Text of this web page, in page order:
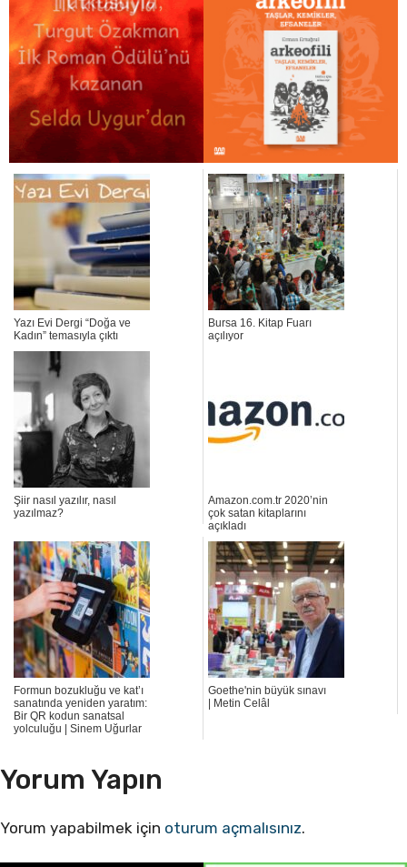
Yazı Evi Dergi “Doğa ve
Kadın” temasıyla çıktı
Bursa 16. Kitap Fuarı
açılıyor
Şiir nasıl yazılır, nasıl
yazılmaz?
Amazon.com.tr 2020’nin
çok satan kitaplarını
açıkladı
Formun bozukluğu ve kat’ı
sanatında yeniden yaratım:
Bir QR kodun sanatsal
yolculuğu | Sinem Uğurlar
Goethe'nin büyük sınavı
| Metin Celâl
Yorum Yapın
Yorum yapabilmek için oturum açmalısınız.